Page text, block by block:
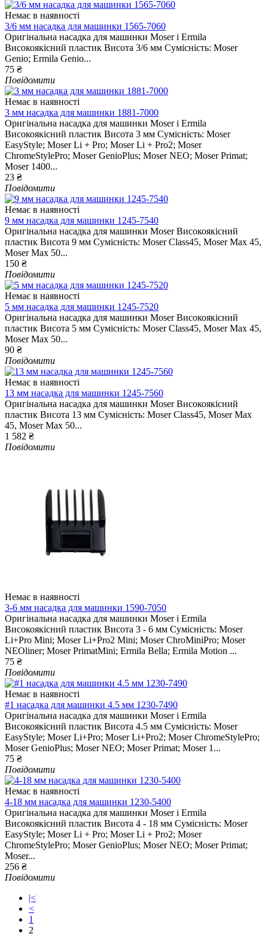
Немає в наявності
3/6 мм насадка для машинки 1565-7060
Оригінальна насадка для машинки Moser і Ermila
Високоякісний пластик Висота 3/6 мм Сумісність: Moser
Genio; Ermila Genio...
75 ₴
Повідомити
Немає в наявності
3 мм насадка для машинки 1881-7000
Оригінальна насадка для машинки Moser і Ermila
Високоякісний пластик Висота 3 мм Сумісність: Moser
EasyStyle; Moser Li + Pro; Moser Li + Pro2; Moser
ChromeStylePro; Moser GenioPlus; Moser NEO; Moser Primat;
Moser 1400...
23 ₴
Повідомити
Немає в наявності
9 мм насадка для машинки 1245-7540
Оригінальна насадка для машинки Moser Високоякісний
пластик Висота 9 мм Сумісність: Moser Class45, Moser Max 45,
Moser Max 50...
150 ₴
Повідомити
Немає в наявності
5 мм насадка для машинки 1245-7520
Оригінальна насадка для машинки Moser Високоякісний
пластик Висота 5 мм Сумісність: Moser Class45, Moser Max 45,
Moser Max 50...
90 ₴
Повідомити
Немає в наявності
13 мм насадка для машинки 1245-7560
Оригінальна насадка для машинки Moser Високоякісний
пластик Висота 13 мм Сумісність: Moser Class45, Moser Max
45, Moser Max 50...
1 582 ₴
Повідомити
Немає в наявності
3-6 мм насадка для машинки 1590-7050
Оригінальна насадка для машинки Moser і Ermila
Високоякісний пластик Висота 3 - 6 мм Сумісність: Moser
Li+Pro Mini; Moser Li+Pro2 Mini; Moser ChroMiniPro; Moser
NEOliner; Moser PrimatMini; Ermila Bella; Ermila Motion ...
75 ₴
Повідомити
Немає в наявності
#1 насадка для машинки 4.5 мм 1230-7490
Оригінальна насадка для машинки Moser і Ermila
Високоякісний пластик Висота 4.5 мм Сумісність: Moser
EasyStyle; Moser Li+Pro; Moser Li+Pro2; Moser ChromeStylePro;
Moser GenioPlus; Moser NEO; Moser Primat; Moser 1...
75 ₴
Повідомити
Немає в наявності
4-18 мм насадка для машинки 1230-5400
Оригінальна насадка для машинки Moser і Ermila
Високоякісний пластик Висота 4 - 18 мм Сумісність: Moser
EasyStyle; Moser Li + Pro; Moser Li + Pro2; Moser
ChromeStylePro; Moser GenioPlus; Moser NEO; Moser Primat;
Moser...
256 ₴
Повідомити
|<
<
1
2